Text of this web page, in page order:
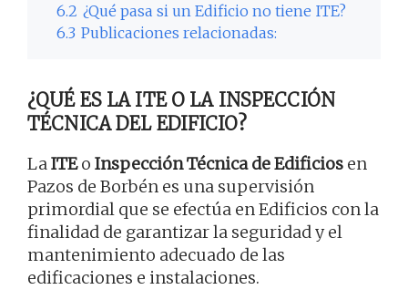
6.2 ¿Qué pasa si un Edificio no tiene ITE?
6.3 Publicaciones relacionadas:
¿QUÉ ES LA ITE O LA INSPECCIÓN
TÉCNICA DEL EDIFICIO?
LaITEo Inspección Técnica de Edificios en
Pazos de Borbén es una supervisión
primordial que se efectúa en Edificios con la
finalidad de garantizar la seguridad y el
mantenimiento adecuado de las
edificaciones e instalaciones.